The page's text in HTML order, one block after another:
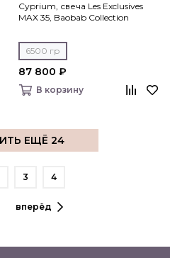
Cyprium, свеча Les Exclusives
MAX 35, Baobab Collection
6500 гр
87 800 ₽
В корзину
ЕЩЁ 24
3 4
вперёд